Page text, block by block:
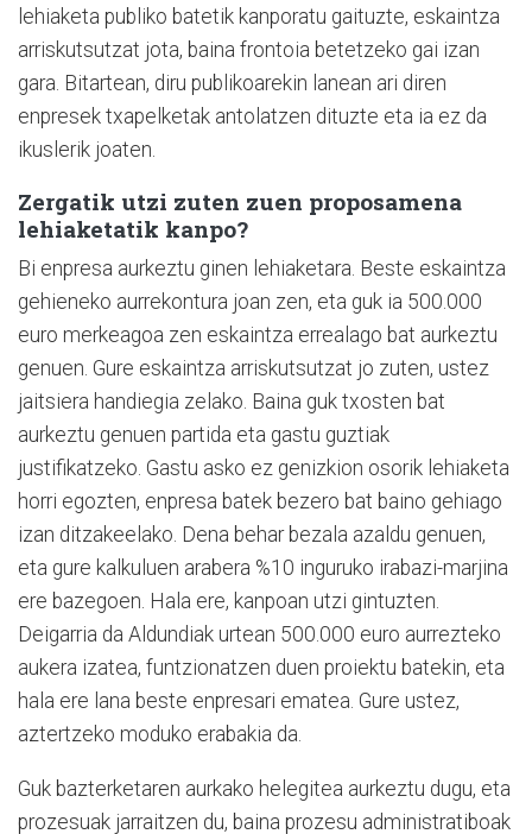
lehiaketa publiko batetik kanporatu gaituzte, eskaintza
arriskutsutzat jota, baina frontoia betetzeko gai izan
gara. Bitartean, diru publikoarekin lanean ari diren
enpresek txapelketak antolatzen dituzte eta ia ez da
ikuslerik joaten.
Zergatik utzi zuten zuen proposamena
lehiaketatik kanpo?
Bi enpresa aurkeztu ginen lehiaketara. Beste eskaintza
gehieneko aurrekontura joan zen, eta guk ia 500.000
euro merkeagoa zen eskaintza errealago bat aurkeztu
genuen. Gure eskaintza arriskutsutzat jo zuten, ustez
jaitsiera handiegia zelako. Baina guk txosten bat
aurkeztu genuen partida eta gastu guztiak
justifikatzeko. Gastu asko ez genizkion osorik lehiaketa
horri egozten, enpresa batek bezero bat baino gehiago
izan ditzakeelako. Dena behar bezala azaldu genuen,
eta gure kalkuluen arabera %10 inguruko irabazi-marjina
ere bazegoen. Hala ere, kanpoan utzi gintuzten.
Deigarria da Aldundiak urtean 500.000 euro aurrezteko
aukera izatea, funtzionatzen duen proiektu batekin, eta
hala ere lana beste enpresari ematea. Gure ustez,
aztertzeko moduko erabakia da.
Guk bazterketaren aurkako helegitea aurkeztu dugu, eta
prozesuak jarraitzen du, baina prozesu administratiboak